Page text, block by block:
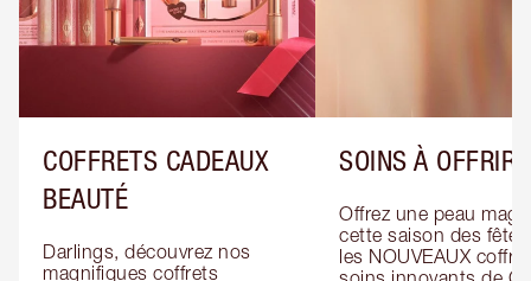
COFFRETS CADEAUX
BEAUTÉ
Darlings, découvrez nos
magnifiques coffrets
SOINS À OFFRIR
Offrez une peau
cette saison des fêtes
les NOUVEAUX